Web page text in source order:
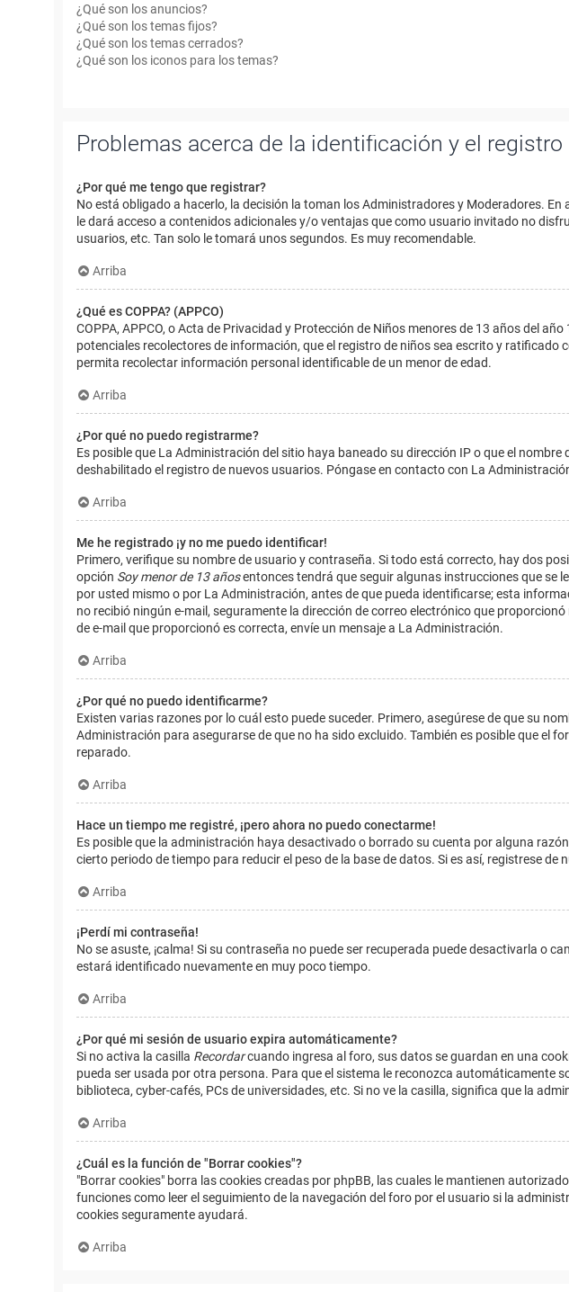
¿Qué son los anuncios?
¿Qué son los temas fijos?
¿Qué son los temas cerrados?
¿Qué son los iconos para los temas?
Problemas acerca de la identificación y el registro
¿Por qué me tengo que registrar?
No está obligado a hacerlo, la decisión la toman los Administradores y Moderadores.
le dará acceso a contenidos adicionales y/o ventajas que como usuario invitado no
usuarios, etc. Tan solo le tomará unos segundos. Es muy recomendable.
Arriba
¿Qué es COPPA? (APPCO)
COPPA, APPCO, o Acta de Privacidad y Protección de Niños menores de 13 años del
potenciales recolectores de información, que el registro de niños sea escrito y
permita recolectar información personal identificable de un menor de edad.
Arriba
¿Por qué no puedo registrarme?
Es posible que La Administración del sitio haya baneado su dirección IP o que el
deshabilitado el registro de nuevos usuarios. Póngase en contacto con La
Arriba
Me he registrado ¡y no me puedo identificar!
Primero, verifique su nombre de usuario y contraseña. Si todo está correcto, hay dos
opción Soy menor de 13 añosentonces tendrá que seguir algunas instrucciones que se
por usted mismo o por La Administración, antes de que pueda identificarse; esta
no recibió ningún e-mail, seguramente la dirección de correo electrónico que
de e-mail que proporcionó es correcta, envíe un mensaje a La Administración.
Arriba
¿Por qué no puedo identificarme?
Existen varias razones por lo cuál esto puede suceder. Primero, asegúrese de que su
Administración para asegurarse de que no ha sido excluido. También es posible que el
reparado.
Arriba
Hace un tiempo me registré, ¡pero ahora no puedo conectarme!
Es posible que la administración haya desactivado o borrado su cuenta por alguna
cierto periodo de tiempo para reducir el peso de la base de datos. Si es así, registrese de
Arriba
¡Perdí mi contraseña!
No se asuste, ¡calma! Si su contraseña no puede ser recuperada puede desactivarla o
estará identificado nuevamente en muy poco tiempo.
Arriba
¿Por qué mi sesión de usuario expira automáticamente?
Si no activa la casilla Recordarcuando ingresa al foro, sus datos se guardan en una
pueda ser usada por otra persona. Para que el sistema le reconozca automáticamente
biblioteca, cyber-cafés, PCs de universidades, etc. Si no ve la casilla, significa que la
Arriba
¿Cuál es la función de "Borrar cookies"?
"Borrar cookies" borra las cookies creadas por phpBB, las cuales le mantienen
funciones como leer el seguimiento de la navegación del foro por el usuario si la
cookies seguramente ayudará.
Arriba